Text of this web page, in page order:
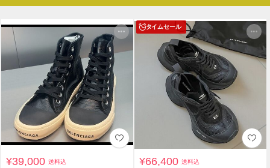
¥39,000送料込
タイムセール
¥66,400送料込